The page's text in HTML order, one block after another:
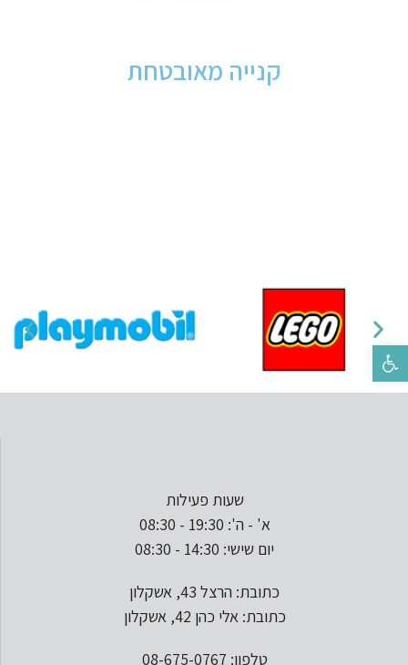
פתח סרגל נגישות
קנייה מאובטחת
שעות פעילות
א' - ה': 19:30 - 08:30
יום שישי: 14:30 - 08:30
כתובת: הרצל 43, אשקלון
כתובת: אלי כהן 42, אשקלון
טלפון: 08-675-0767